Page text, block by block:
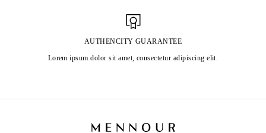
AUTHENCITY GUARANTEE
Lorem ipsum dolor sit amet, consectetur adipiscing elit.